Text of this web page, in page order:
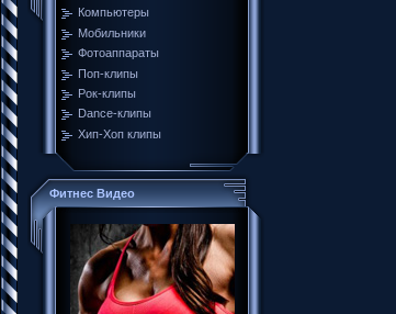
Компьютеры
Мобильники
Фотоаппараты
Поп-клипы
Рок-клипы
Dance-клипы
Хип-Хоп клипы
Фитнес Видео